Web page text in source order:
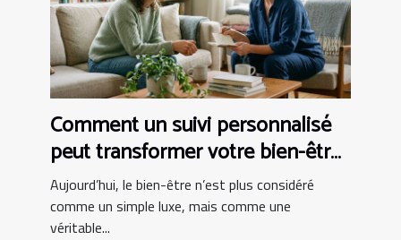
Comment un suivi personnalisé
peut transformer votre bien-être
?
Aujourd’hui, le bien-être n’est plus considéré
comme un simple luxe, mais comme une
véritable...